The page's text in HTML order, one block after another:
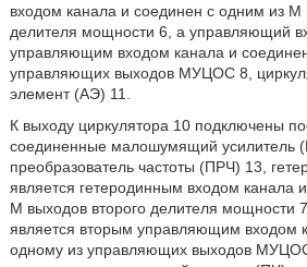
входом канала и соединен с одним из М
делителя мощности 6, а управляющий
управляющим входом канала и
управляющих выходов МУЦОС 8,
элемент (АЭ) 11.
К выходу циркулятора 10 подключены
соединенные малошумящий усилитель
преобразователь частоты (ПРЧ) 13,
является гетеродинным входом канала
М выходов второго делителя мощности
является вторым управляющим входом
одному из управляющих выходов